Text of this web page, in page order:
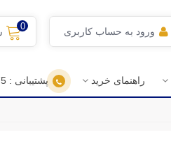
ورود به حساب کاربری
0
راهنمای خرید پشتیبانی : 78475 - 021